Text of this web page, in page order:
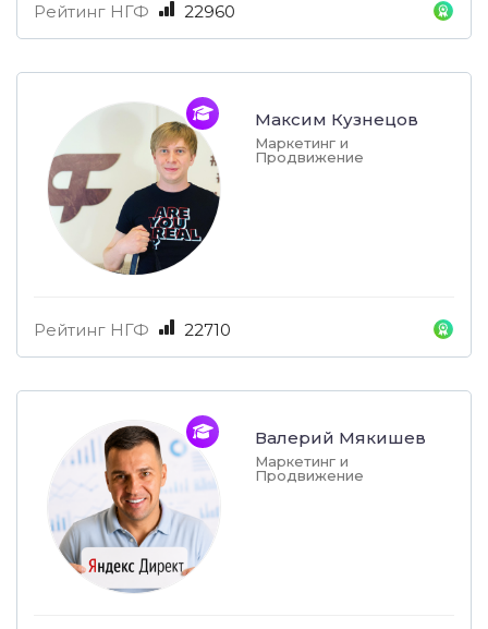
Рейтинг НГФ 22960
Максим Кузнецов
Маркетинг и
Продвижение
Рейтинг НГФ 22710
Валерий Мякишев
Маркетинг и
Продвижение